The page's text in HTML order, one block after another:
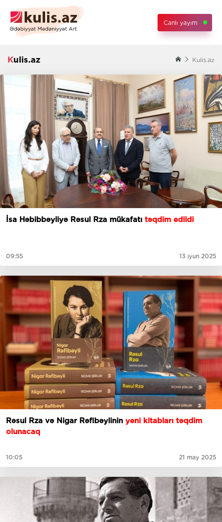
Canlı yayım
Kulis.az Kulis.az
İsa Həbibbəyliyə Rəsul Rza mükafatı təqdim edildi
09:55 13 iyun 2025
Rəsul Rza və Nigar Rəfibəylinin yeni kitabları təqdim
olunacaq
10:05 21 may 2025